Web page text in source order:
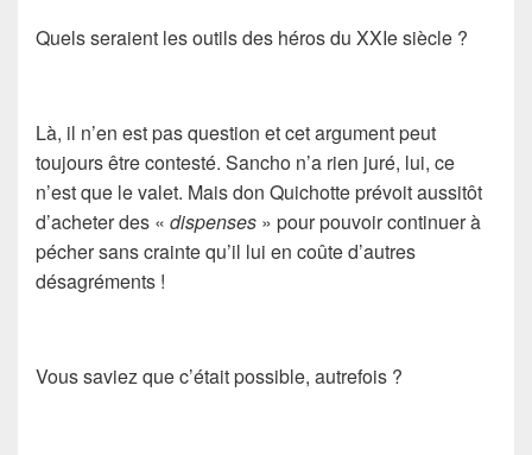
Quels seraient les outils des héros du XXIe siècle ?
Là, il n’en est pas question et cet argument peut
toujours être contesté. Sancho n’a rien juré, lui, ce
n’est que le valet. Maisdon Quichotteprévoit aussitôt
d’acheter des « dispenses » pour pouvoir continuer à
pécher sans crainte qu’il lui en coûte d’autres
désagréments !
Vous saviez que c’était possible, autrefois ?